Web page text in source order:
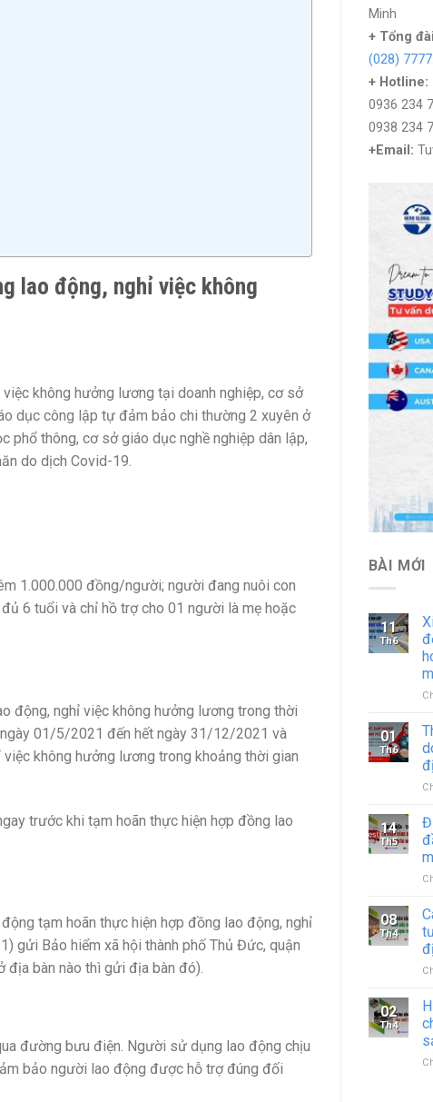
lao động, nghỉ việc không
không hưởng lương tại doanh nghiệp, cơ sở
dục công lập tự đảm bảo chi thường 2 xuyên ở
phổ thông, cơ sở giáo dục nghề nghiệp dân lập,
do dịch Covid-19.
1.000.000 đồng/người; người đang nuôi con
6 tuổi và chỉ hồ trợ cho 01 người là mẹ hoặc
động, nghỉ việc không hưởng lương trong thời
01/5/2021 đến hết ngày 31/12/2021 và
không hưởng lương trong khoảng thời gian
trước khi tạm hoãn thực hiện hợp đồng lao
tạm hoãn thực hiện hợp đồng lao động, nghỉ
gửi Bảo hiểm xã hội thành phố Thủ Đức, quận
địa bàn nào thì gửi địa bàn đó).
đường bưu điện. Người sử dụng lao động chịu
bảo người lao động được hỗ trợ đúng đối
Minh
+ Tổng
(028)
+ Hotline:
0936 234
0938 234
+Email:
BÀI MỚI
11
Th6
01
Th6
14
Th5
08
Th4
02
Th4